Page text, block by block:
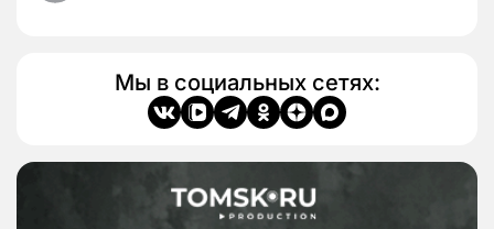
Мы в социальных сетях: